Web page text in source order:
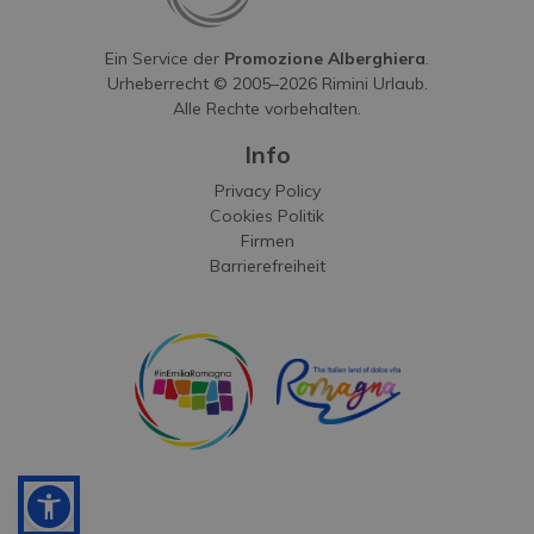
Ein Service der Promozione Alberghiera.
Urheberrecht © 2005–2026Rimini Urlaub.
Alle Rechte vorbehalten.
Info
Privacy Policy
Cookies Politik
Firmen
Barrierefreiheit